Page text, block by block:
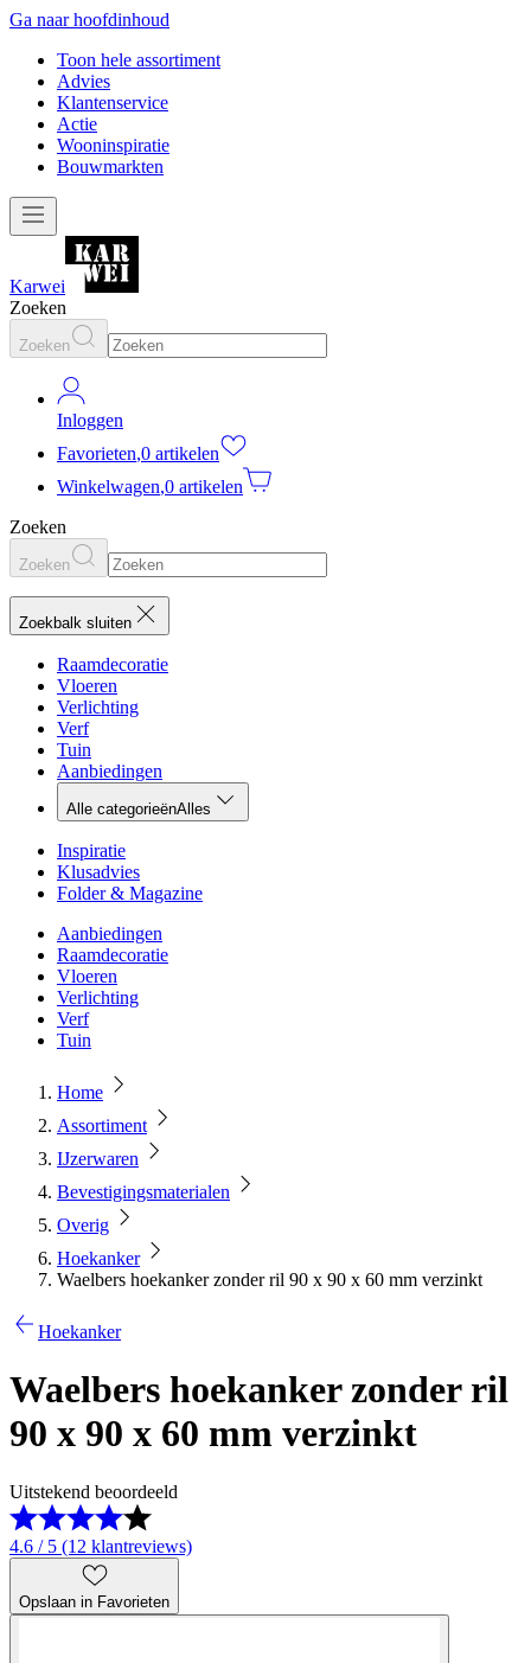
Ga naar hoofdinhoud
Toon hele assortiment
Advies
Klantenservice
Actie
Wooninspiratie
Bouwmarkten
Karwei
Zoeken
Zoeken
Inloggen
Favorieten,0 artikelen
Winkelwagen,0 artikelen
Zoeken
Zoeken
Zoekbalk sluiten
Raamdecoratie
Vloeren
Verlichting
Verf
Tuin
Aanbiedingen
Alle categorieënAlles
Inspiratie
Klusadvies
Folder & Magazine
Aanbiedingen
Raamdecoratie
Vloeren
Verlichting
Verf
Tuin
Home
Assortiment
IJzerwaren
Bevestigingsmaterialen
Overig
Hoekanker
Waelbers hoekanker zonder ril 90 x 90 x 60 mm verzinkt
Hoekanker
Waelbers hoekanker zonder ril
90 x 90 x 60 mm verzinkt
Uitstekend beoordeeld
4.6 / 5 (12 klantreviews)
Opslaan in Favorieten